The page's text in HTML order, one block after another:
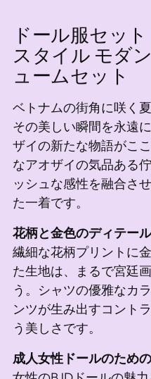
カ
ー
ト
に
追
加
し
て
い
ま
ドール服セッ
スタイル モダ
ュームセット
ベトナムの街角に咲く
その美しい瞬間を永遠
ザイの新たな物語がこ
なアオザイの気品ある
ッシュな感性を融合さ
た一着です。
花柄と金色のディテー
繊細な花柄プリントに
た生地は、まるで宮廷
う。シャツの優雅なカ
ンツが生み出すコント
う美しさです。
成人女性ドールのため